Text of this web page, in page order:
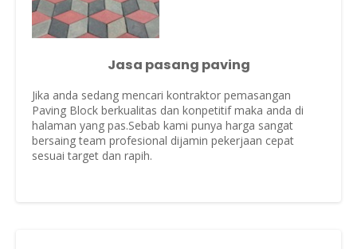
Jasa pasang paving
Jika anda sedang mencari kontraktor pemasangan
Paving Block berkualitas dan konpetitif maka anda di
halaman yang pas.Sebab kami punya harga sangat
bersaing team profesional dijamin pekerjaan cepat
sesuai target dan rapih.